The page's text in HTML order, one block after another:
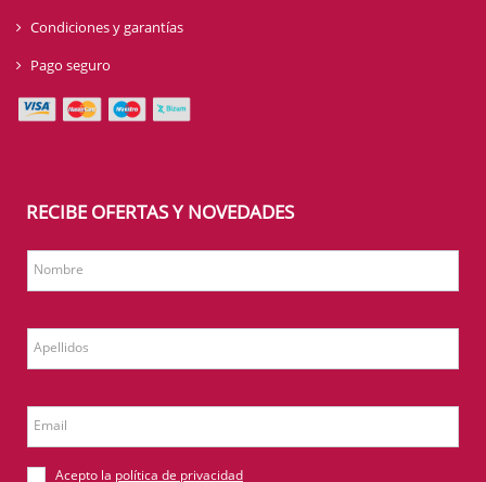
Condiciones y garantías
Pago seguro
RECIBE OFERTAS Y NOVEDADES
Nombre
Apellidos
Email
Acepto la política de privacidad